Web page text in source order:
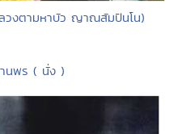
วงตามหาบัว ญาณสัมปันโน)
านพร ( นั่ง )